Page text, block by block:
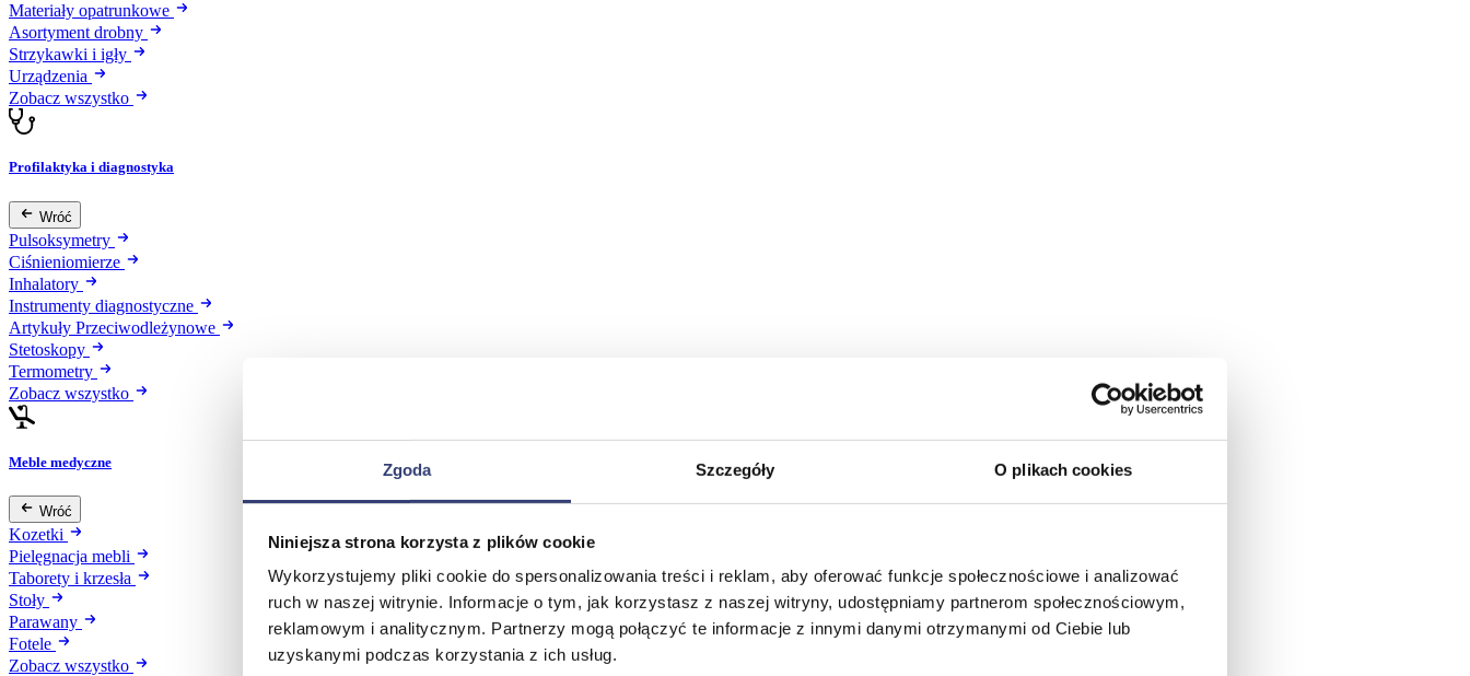
Zgoda Szczegóły O plikach cookies
Niniejsza strona korzysta z plików cookie
Wykorzystujemy pliki cookie do spersonalizowania treści i reklam, aby oferować funkcje społecznościowe i analizować
ruch w naszej witrynie. Informacje o tym, jak korzystasz z naszej witryny, udostępniamy partnerom społecznościowym,
reklamowym i analitycznym. Partnerzy mogą połączyć te informacje z innymi danymi otrzymanymi od Ciebie lub
uzyskanymi podczas korzystania z ich usług.
Materiały opatrunkowe
Asortyment drobny
Strzykawki i igły
Urządzenia
Zobacz wszystko
Profilaktyka i diagnostyka
Wróć
Pulsoksymetry
Ciśnieniomierze
Inhalatory
Instrumenty diagnostyczne
Artykuły Przeciwodleżynowe
Stetoskopy
Termometry
Zobacz wszystko
Meble medyczne
Wróć
Kozetki
Pielęgnacja mebli
Taborety i krzesła
Stoły
Parawany
Fotele
Zobacz wszystko